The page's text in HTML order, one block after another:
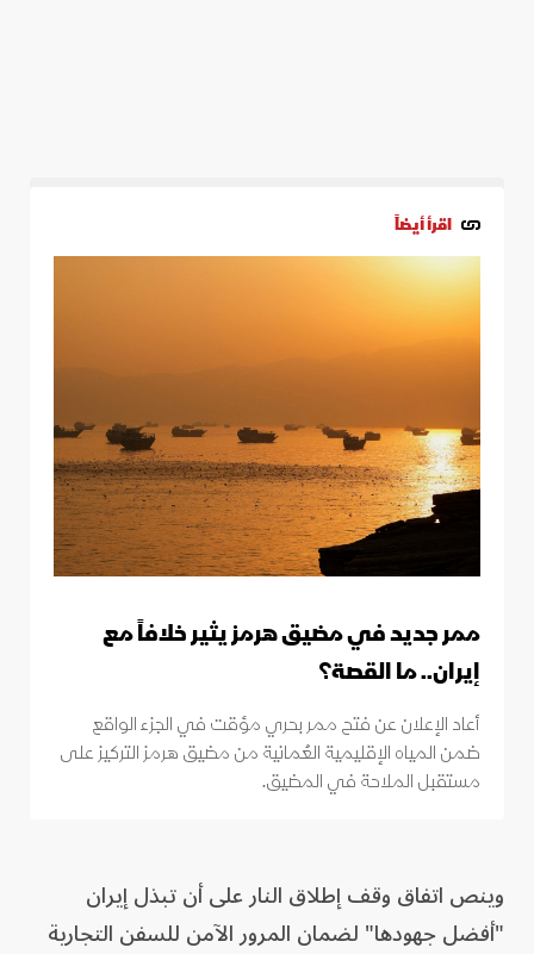
اقرأ أيضاً
ممر جديد في مضيق هرمز يثير خلافاً مع
إيران.. ما القصة؟
أعاد الإعلان عن فتح ممر بحري مؤقت في الجزء الواقع
ضمن المياه الإقليمية العُمانية من مضيق هرمز التركيز على
مستقبل الملاحة في المضيق.
وينص اتفاق وقف إطلاق النار على أن تبذل إيران
"أفضل جهودها" لضمان المرور الآمن للسفن التجارية